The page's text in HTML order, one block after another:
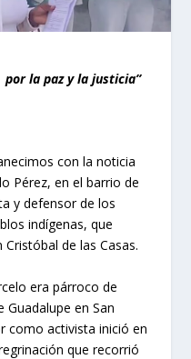
por la paz y la justicia”
con la noticia
Pérez, en el barrio de
y defensor de los
indígenas, que
de las Casas.
era párroco de
Guadalupe en San
como activista inició en
que recorrió